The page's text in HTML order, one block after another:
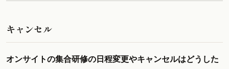
キャンセル
オンサイトの集合研修の日程変更やキャンセルはどうした